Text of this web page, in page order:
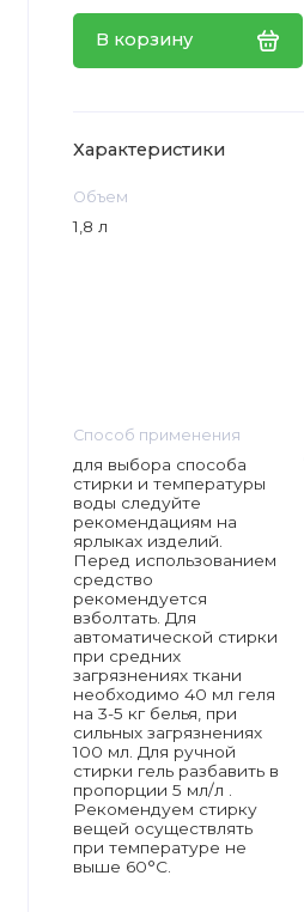
В корзину
Характеристики
Объем
1,8 л
Способ применения
для выбора способа
стирки и температуры
воды следуйте
рекомендациям на
ярлыках изделий.
Перед использованием
средство
рекомендуется
взболтать. Для
автоматической стирки
при средних
загрязнениях ткани
необходимо 40 мл геля
на 3-5 кг белья, при
сильных загрязнениях
100 мл. Для ручной
стирки гель разбавить в
пропорции 5 мл/л .
Рекомендуем стирку
вещей осуществлять
при температуре не
выше 60°С.